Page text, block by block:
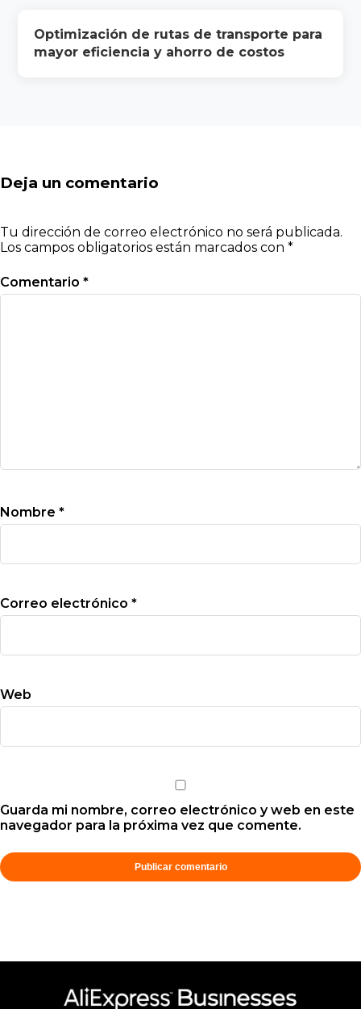
Optimización de rutas de transporte para
mayor eficiencia y ahorro de costos
Deja un comentario
Tu dirección de correo electrónico no será publicada.
Los campos obligatorios están marcados con *
Comentario *
Nombre *
Correo electrónico *
Web
Guarda mi nombre, correo electrónico y web en este
navegador para la próxima vez que comente.